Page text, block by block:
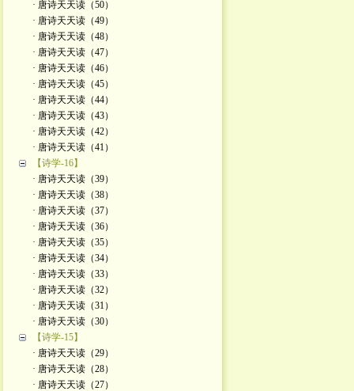
· 唐诗天天读（50）
· 唐诗天天读（49）
· 唐诗天天读（48）
· 唐诗天天读（47）
· 唐诗天天读（46）
· 唐诗天天读（45）
· 唐诗天天读（44）
· 唐诗天天读（43）
· 唐诗天天读（42）
· 唐诗天天读（41）
【诗学-16】
· 唐诗天天读（39）
· 唐诗天天读（38）
· 唐诗天天读（37）
· 唐诗天天读（36）
· 唐诗天天读（35）
· 唐诗天天读（34）
· 唐诗天天读（33）
· 唐诗天天读（32）
· 唐诗天天读（31）
· 唐诗天天读（30）
【诗学-15】
· 唐诗天天读（29）
· 唐诗天天读（28）
· 唐诗天天读（27）